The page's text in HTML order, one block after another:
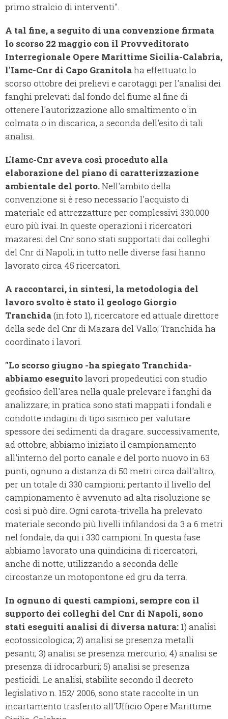
primo stralcio di interventi".
A tal fine, a seguito di una convenzione firmata
lo scorso 22 maggio con il Provveditorato
Interregionale Opere Marittime Sicilia-Calabria,
l'Iamc-Cnr di Capo Granitolaha effettuato lo
scorso ottobre dei prelievi e carotaggi per l'analisi dei
fanghi prelevati dal fondo del fiume al fine di
ottenere l'autorizzazione allo smaltimento o in
colmata o in discarica, a seconda dell'esito di tali
analisi.
L'Iamc-Cnr aveva così proceduto alla
elaborazione del piano di caratterizzazione
ambientale del porto.Nell'ambito della
convenzione si è reso necessario l'acquisto di
materiale ed attrezzatture per complessivi 330.000
euro più ivai. In queste operazioni i ricercatori
mazaresi del Cnr sono stati supportati dai colleghi
del Cnr di Napoli; in tutto nelle diverse fasi hanno
lavorato circa 45 ricercatori.
A raccontarci, in sintesi, la metodologia del
lavoro svolto è stato il geologo Giorgio
Tranchida(in foto 1), ricercatore ed attuale direttore
della sede del Cnr di Mazara del Vallo; Tranchida ha
coordinato i lavori.
"Lo scorso giugno -ha spiegato Tranchida-
abbiamo eseguitolavori propedeutici con studio
geofisico dell'area nella quale prelevare i fanghi da
analizzare; in pratica sono stati mappati i fondali e
condotte indagini di tipo sismico per valutare
spessore dei sedimenti da dragare. successivamente,
ad ottobre, abbiamo iniziato il campionamento
all'interno del porto canale e del porto nuovo in 63
punti, ognuno a distanza di 50 metri circa dall'altro,
per un totale di 330 campioni; pertanto il livello del
campionamento è avvenuto ad alta risoluzione se
così si può dire. Ogni carota-trivella ha prelevato
materiale secondo più livelli infilandosi da 3 a 6 metri
nel fondale, da qui i 330 campioni. In questa fase
abbiamo lavorato una quindicina di ricercatori,
anche di notte, utilizzando a seconda delle
circostanze un motopontone ed gru da terra.
In ognuno di questi campioni, sempre con il
supporto dei colleghi del Cnr di Napoli, sono
stati eseguiti analisi di diversa natura:1) analisi
ecotossicologica; 2) analisi se presenza metalli
pesanti; 3) analisi se presenza mercurio; 4) analisi se
presenza di idrocarburi; 5) analisi se presenza
pesticidi. Le analisi, stabilite secondo il decreto
legislativo n. 152/ 2006, sono state raccolte in un
incartamento trasferito all'Ufficio Opere Marittime